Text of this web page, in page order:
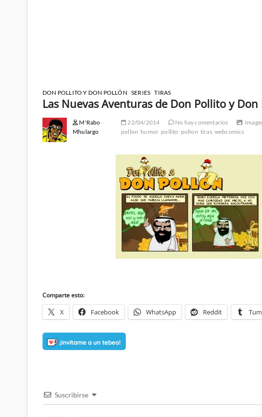
DON POLLITO Y DON POLLÓN SERIES TIRAS
Las Nuevas Aventuras de Don Pollito y
M'Rabo
Mhulargo
22/04/2014 No hay comentarios
pollon humor pollito pollon tiras webcomics
Comparte esto:
X Facebook WhatsApp Reddit
Suscribirse